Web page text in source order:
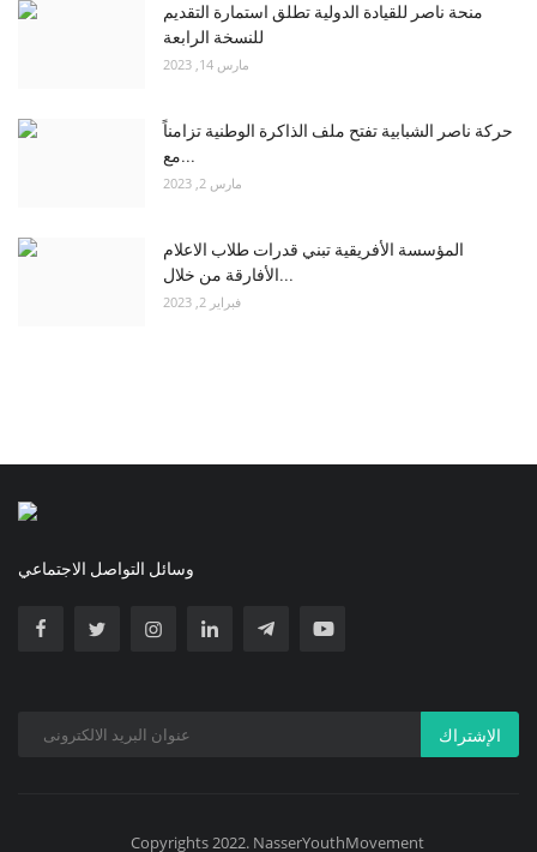
منحة ناصر للقيادة الدولية تطلق استمارة التقديم
للنسخة الرابعة
مارس 14, 2023
حركة ناصر الشبابية تفتح ملف الذاكرة الوطنية تزامناً
مع...
مارس 2, 2023
المؤسسة الأفريقية تبني قدرات طلاب الاعلام
الأفارقة من خلال...
فبراير 2, 2023
وسائل التواصل الاجتماعي
الإشتراك
Copyrights 2022. NasserYouthMovement